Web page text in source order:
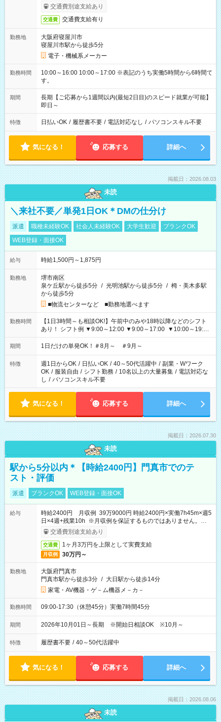
交通費別途支給あり
交通費 交通費支給有り
勤務地
大阪府寝屋川市
寝屋川市駅から徒歩5分
電子・機械系メーカー
勤務時間
10:00～16:00 10:00～17:00 ※表記のうち実働5時間から6時間で
す。
期間
長期【ご応募から1週間以内(最短2日目)のスピード就業が可能】
即日～
特徴 日払いOK / 履歴書不要 / 電話対応なし / パソコンスキル不要
気になる！ 応募する 詳細へ
掲載日：2026.08.03
未読
＼来社不要／単発1日OK＊DMの仕分け
派遣 職種未経験OK 社会人未経験OK 大学生歓迎
ブランクOK
WEB登録・面接OK
給与 時給1,500円～1,875円
勤務地
堺市南区
泉ケ丘駅から徒歩5分 / 光明池駅から徒歩5分 / 栂・美木多駅
から徒歩5分
■物流センターなど ■勤務地選べます
勤務時間
【1日3時間～も相談OK!】午前中のみや18時以降などのシフト
あり！ シフト例 ▼9:00～12:00 ▼9:00～17:00 ▼10:00～19:00
▼18:00～21:00
期間 1日だけの単発OK！＃8月～ ＃9月～
特徴 週1日からOK / 日払いOK / 40～50代活躍中 / 副業・Wワーク
OK / 服装自由 / シフト勤務 / 10名以上の大量募集 / 電話対応な
し / パソコンスキル不要
気になる！ 応募する 詳細へ
掲載日：2026.07.30
未読
駅から5分以内＊【時給2400円】門真市でのテ
スト・評価
派遣 ブランクOK WEB登録・面接OK
給与
時給2400円 月収例 39万9000円 時給2400円×実働7h45m×週5
日×4週+残業10h ※月収例を保証するものではありません。※給
与即受取りサービス利用可（利用条件有）
交通費別途支給あり
交通費 1ヶ月3万円を上限として実費支給
月収例 30万円～
勤務地
大阪府門真市
門真市駅から徒歩3分 / 大日駅から徒歩14分
家電・AV機器・ゲ－ム機器メ－カ－
勤務時間 09:00-17:30（休憩45分）実働7時間45分
期間 2026年10月01日～長期 ※開始日相談OK ※10月～
特徴 履歴書不要 / 40～50代活躍中
気になる！ 応募する 詳細へ
掲載日：2026.08.06
未読